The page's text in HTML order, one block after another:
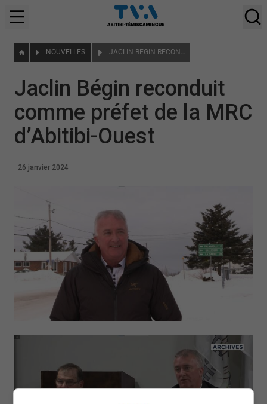
NOUVELLES JACLIN BÉGIN RECONDUIT COMME PRÉFET DE LA MRC D’ABITIBI-OUEST
Jaclin Bégin reconduit
comme préfet de la MRC
d’Abitibi-Ouest
26 janvier 2024